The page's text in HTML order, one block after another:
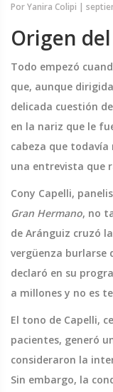
PorYanira Colipi |
Origen
Todo empezó
que, aunque
delicada cuestión
en la nariz que le
cabeza que
una entrevista que
Cony Capelli,
Gran Hermano, no
de Aránguiz cruzó
vergüenza burlarse
declaró en su
a millones y no es
El tono de Capelli,
pacientes, generó
consideraron la
Sin embargo, la